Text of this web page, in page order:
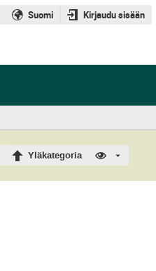
Suomi Kirjaudu sisään
Yläkategoria